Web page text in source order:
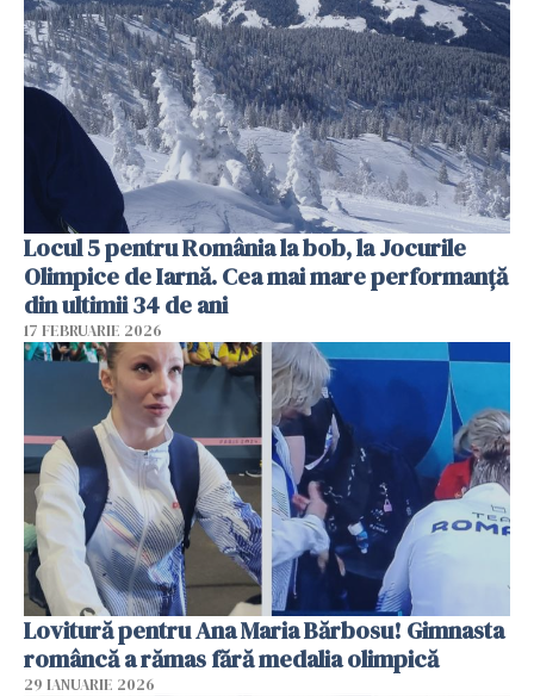
Locul 5 pentru România la bob, la Jocurile
Olimpice de Iarnă. Cea mai mare performanță
din ultimii 34 de ani
17 FEBRUARIE 2026
Lovitură pentru Ana Maria Bărbosu! Gimnasta
româncă a rămas fără medalia olimpică
29 IANUARIE 2026